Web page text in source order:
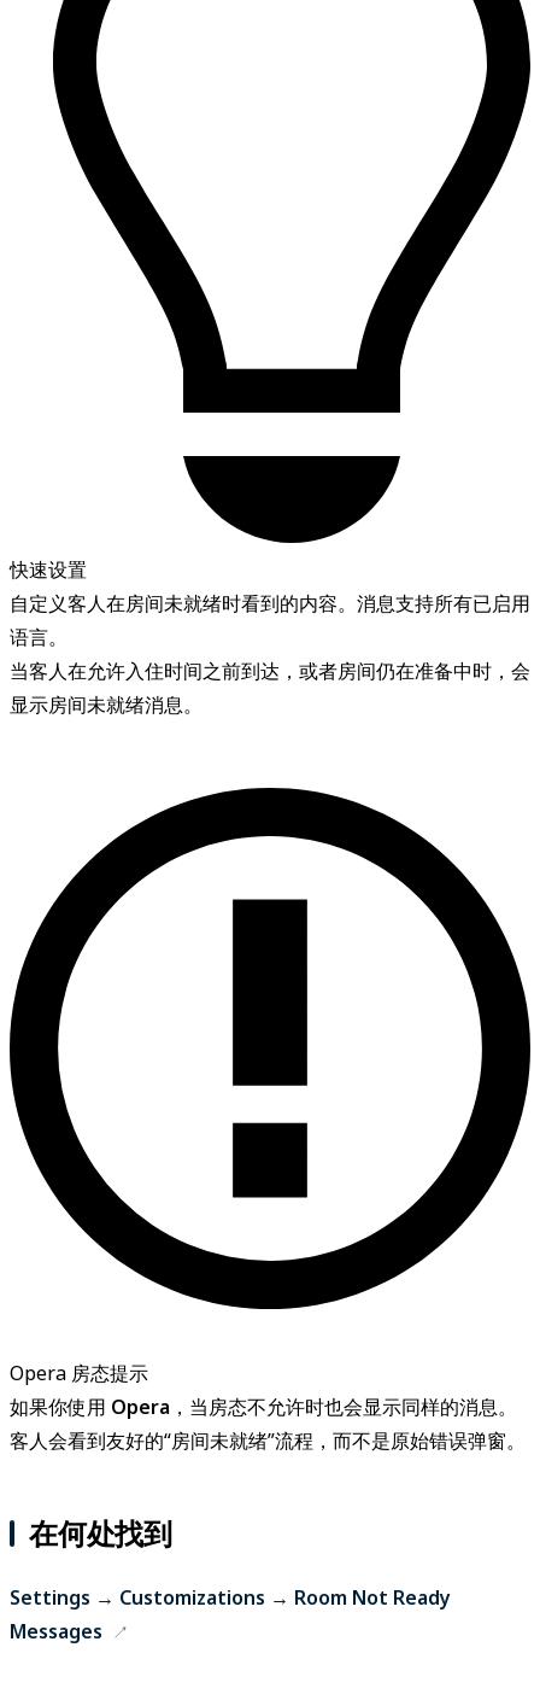
快速设置
自定义客人在房间未就绪时看到的内容。消息支持所有已启用
语言。
当客人在允许入住时间之前到达，或者房间仍在准备中时，会
显示房间未就绪消息。
Opera 房态提示
如果你使用 Opera ，当房态不允许时也会显示同样的消息。
客人会看到友好的“房间未就绪”流程，而不是原始错误弹窗。
在何处找到
Settings → Customizations → Room Not Ready
Messages